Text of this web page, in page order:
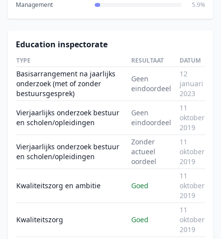
Management
5.9%
Education inspectorate
TYPE RESULTAAT DATUM
Basisarrangement na jaarlijks
onderzoek (met of zonder
bestuursgesprek)
Geen
eindoordeel
12
januari
2023
Vierjaarlijks onderzoek bestuur
en scholen/opleidingen
Geen
eindoordeel
11
oktober
2019
Vierjaarlijks onderzoek bestuur
en scholen/opleidingen
Zonder
actueel
oordeel
11
oktober
2019
Kwaliteitszorg en ambitie Goed
11
oktober
2019
Kwaliteitszorg Goed
11
oktober
2019